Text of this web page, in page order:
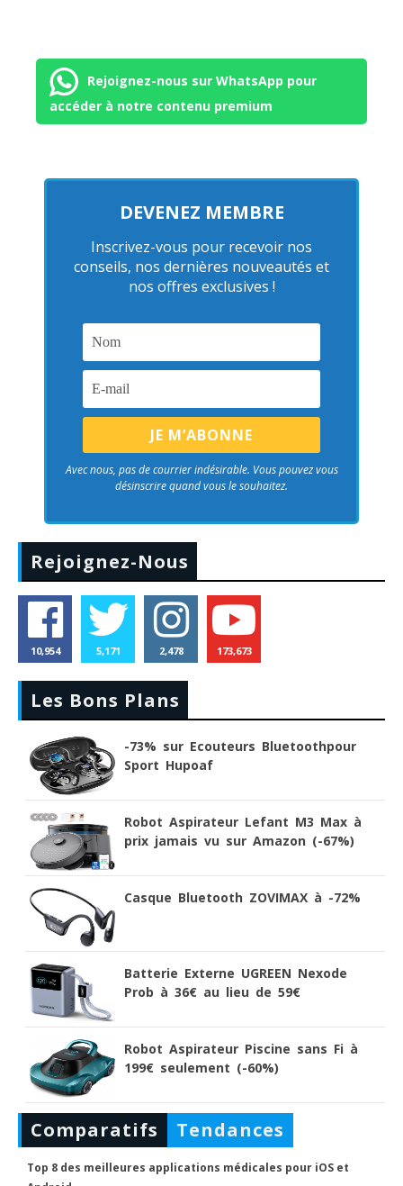
Rejoignez-nous sur WhatsApp pour
accéder à notre contenu premium
DEVENEZ MEMBRE
Inscrivez-vous pour recevoir nos
conseils, nos dernières nouveautés et
nos offres exclusives !
Avec nous, pas de courrier indésirable. Vous pouvez vous
désinscrire quand vous le souhaitez.
Rejoignez-Nous
10,954 5,171 2,478 173,673
Les Bons Plans
-73% sur Ecouteurs Bluetoothpour
Sport Hupoaf
Robot Aspirateur Lefant M3 Max à
prix jamais vu sur Amazon (-67%)
Casque Bluetooth ZOVIMAX à -72%
Batterie Externe UGREEN Nexode
Prob à 36€ au lieu de 59€
Robot Aspirateur Piscine sans Fi à
199€ seulement (-60%)
Comparatifs Tendances
Top 8 des meilleures applications médicales pour iOS et